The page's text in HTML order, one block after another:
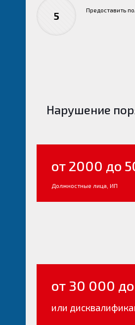
5 Предоставить
Нарушение
от 2000 до
Должностные лица, ИП
от 30 000
или